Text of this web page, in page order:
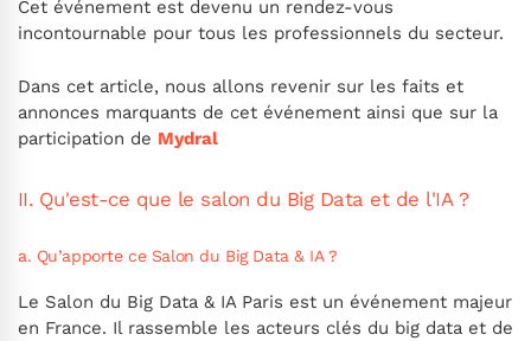
Cet événement est devenu un rendez-vous
incontournable pour tous les professionnels du secteur.
Dans cet article, nous allons revenir sur les faits et
annonces marquants de cet événement ainsi que sur la
participation de Mydral
II. Qu'est-ce que le salon du Big Data et de l'IA ?
a. Qu’apporte ce Salon du Big Data & IA ?
Le Salon du Big Data & IA Paris est un événement majeur
en France. Il rassemble les acteurs clés du big data et de